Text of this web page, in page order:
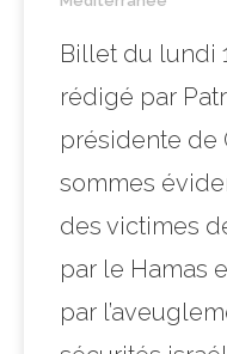
Billet du lundi
rédigé par
présidente de
sommes
des victimes
par le Hamas
par